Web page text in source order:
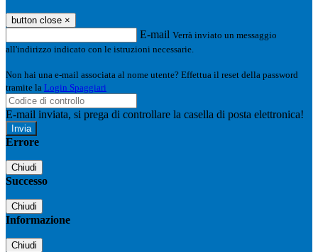
button close ×
E-mail Verrà inviato un messaggio
all'indirizzo indicato con le istruzioni necessarie.
Non hai una e-mail associata al nome utente? Effettua il reset della password
tramite la Login Spaggiari
E-mail inviata, si prega di controllare la casella di posta elettronica!
Errore
Chiudi
Successo
Chiudi
Informazione
Chiudi